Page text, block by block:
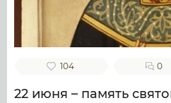
104 0
22 июня – память